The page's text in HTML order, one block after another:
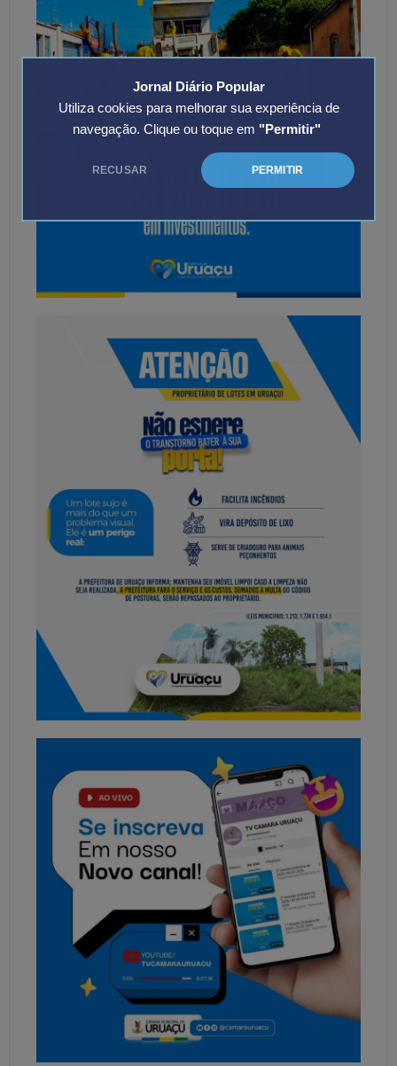
Jornal Diário Popular
Utiliza cookies para melhorar sua experiência de
navegação. Clique ou toque em "Permitir"
RECUSAR PERMITIR